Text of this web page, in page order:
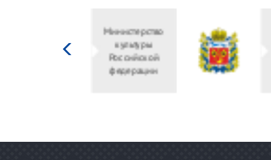
Министерство
культуры
Российской
федерации